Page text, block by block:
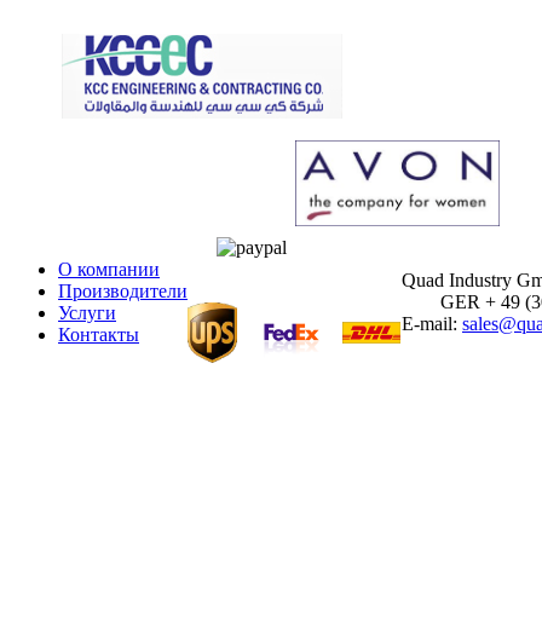
О компании
Производители
Услуги
Контакты
Quad Industry
GER + 49
E-mail: